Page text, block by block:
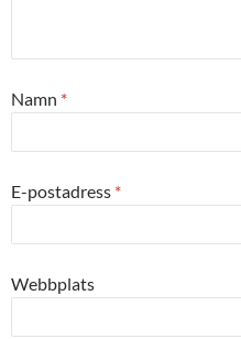
Namn *
E-postadress *
Webbplats